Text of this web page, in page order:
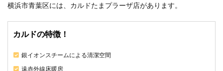
葉区
ット
スタ
横浜市青葉区には、カルドたまプラーザ店があります。
カルドの特徴！
銀イオンスチームによる清潔空間
遠赤外線床暖房